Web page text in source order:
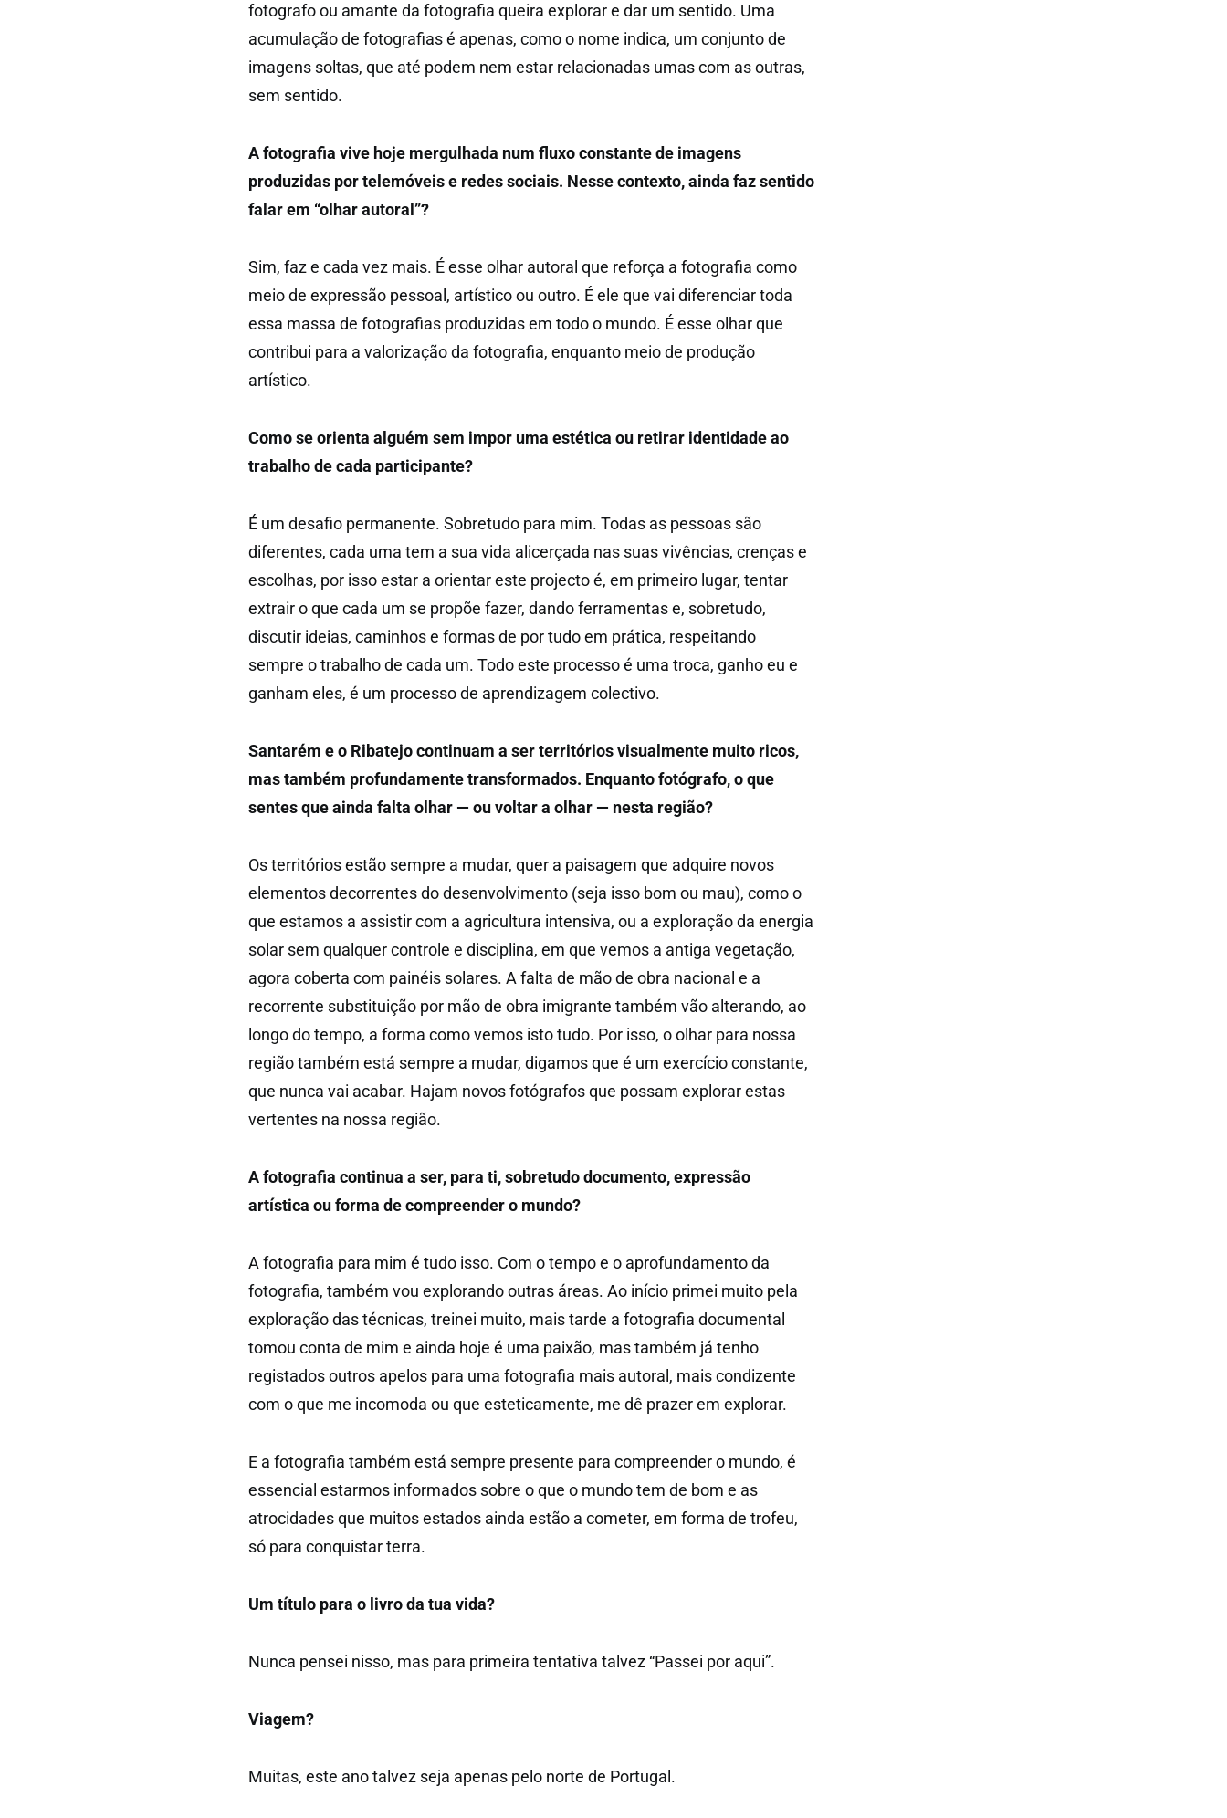
fotografo ou amante da fotografia queira explorar e dar um sentido. Uma
acumulação de fotografias é apenas, como o nome indica, um conjunto de
imagens soltas, que até podem nem estar relacionadas umas com as outras,
sem sentido.
A fotografia vive hoje mergulhada num fluxo constante de imagens
produzidas por telemóveis e redes sociais. Nesse contexto, ainda faz sentido
falar em “olhar autoral”?
Sim, faz e cada vez mais. É esse olhar autoral que reforça a fotografia como
meio de expressão pessoal, artístico ou outro. É ele que vai diferenciar toda
essa massa de fotografias produzidas em todo o mundo. É esse olhar que
contribui para a valorização da fotografia, enquanto meio de produção
artístico.
Como se orienta alguém sem impor uma estética ou retirar identidade ao
trabalho de cada participante?
É um desafio permanente. Sobretudo para mim. Todas as pessoas são
diferentes, cada uma tem a sua vida alicerçada nas suas vivências, crenças e
escolhas, por isso estar a orientar este projecto é, em primeiro lugar, tentar
extrair o que cada um se propõe fazer, dando ferramentas e, sobretudo,
discutir ideias, caminhos e formas de por tudo em prática, respeitando
sempre o trabalho de cada um. Todo este processo é uma troca, ganho eu e
ganham eles, é um processo de aprendizagem colectivo.
Santarém e o Ribatejo continuam a ser territórios visualmente muito ricos,
mas também profundamente transformados. Enquanto fotógrafo, o que
sentes que ainda falta olhar — ou voltar a olhar — nesta região?
Os territórios estão sempre a mudar, quer a paisagem que adquire novos
elementos decorrentes do desenvolvimento (seja isso bom ou mau), como o
que estamos a assistir com a agricultura intensiva, ou a exploração da energia
solar sem qualquer controle e disciplina, em que vemos a antiga vegetação,
agora coberta com painéis solares. A falta de mão de obra nacional e a
recorrente substituição por mão de obra imigrante também vão alterando, ao
longo do tempo, a forma como vemos isto tudo. Por isso, o olhar para nossa
região também está sempre a mudar, digamos que é um exercício constante,
que nunca vai acabar. Hajam novos fotógrafos que possam explorar estas
vertentes na nossa região.
A fotografia continua a ser, para ti, sobretudo documento, expressão
artística ou forma de compreender o mundo?
A fotografia para mim é tudo isso. Com o tempo e o aprofundamento da
fotografia, também vou explorando outras áreas. Ao início primei muito pela
exploração das técnicas, treinei muito, mais tarde a fotografia documental
tomou conta de mim e ainda hoje é uma paixão, mas também já tenho
registados outros apelos para uma fotografia mais autoral, mais condizente
com o que me incomoda ou que esteticamente, me dê prazer em explorar.
E a fotografia também está sempre presente para compreender o mundo, é
essencial estarmos informados sobre o que o mundo tem de bom e as
atrocidades que muitos estados ainda estão a cometer, em forma de trofeu,
só para conquistar terra.
Um título para o livro da tua vida?
Nunca pensei nisso, mas para primeira tentativa talvez “Passei por aqui”.
Viagem?
Muitas, este ano talvez seja apenas pelo norte de Portugal.